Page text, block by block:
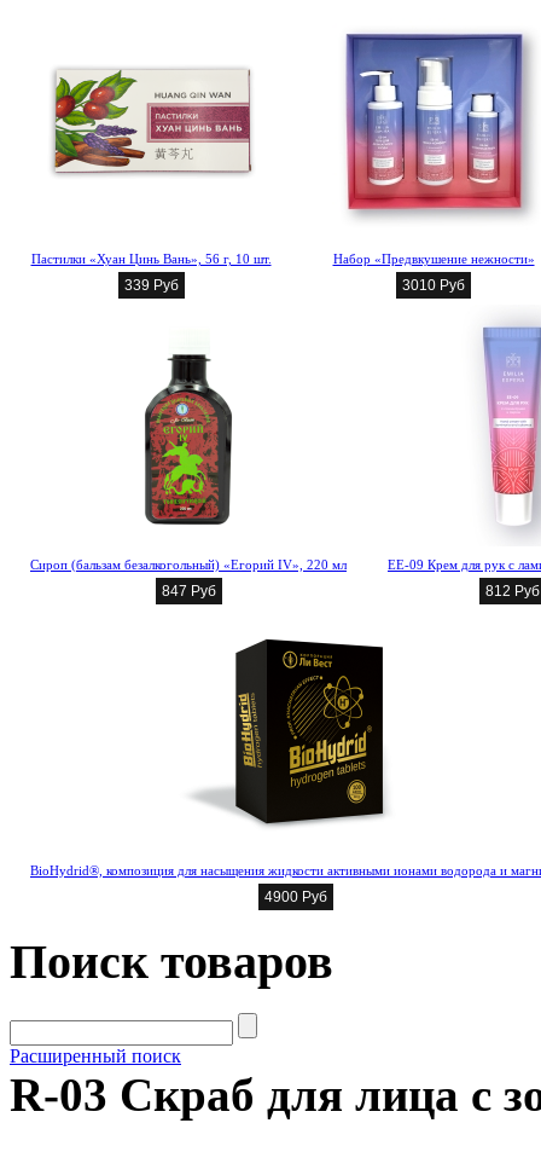
Пастилки «Хуан Цинь Вань», 56 г, 10 шт.
339 Руб
Набор «Предвкушение нежности»
3010 Руб
Сироп (бальзам безалкогольный) «Егорий IV», 220 мл
847 Руб
EE-09 Крем для рук с
812 Руб
BioHydrid®, композиция для насыщения жидкости активными ионами водорода и
4900 Руб
Поиск товаров
Расширенный поиск
R-03 Скраб для лица с